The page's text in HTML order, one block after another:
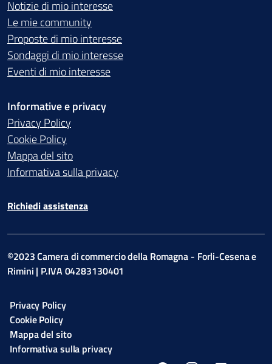
Notizie di mio interesse
Le mie community
Proposte di mio interesse
Sondaggi di mio interesse
Eventi di mio interesse
Informative e privacy
Privacy Policy
Cookie Policy
Mappa del sito
Informativa sulla privacy
Richiedi assistenza
©2023 Camera di commercio della Romagna - Forli-Cesena e
Rimini | P.IVA 04283130401
Privacy Policy
Cookie Policy
Mappa del sito
Informativa sulla privacy